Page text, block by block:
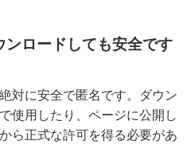
ロードしても安全です
対に安全で匿名です。ダウン
使用したり、ページに公開し
ら正式な許可を得る必要があ